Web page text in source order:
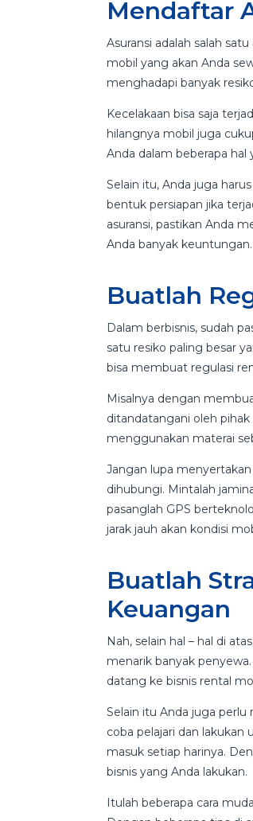
Mendaftar
Asuransi adalah salah
mobil yang akan Anda
menghadapi banyak
Kecelakaan bisa saja
hilangnya mobil juga
Anda dalam beberapa hal
Selain itu, Anda juga
bentuk persiapan jika
asuransi, pastikan Anda
Anda banyak keuntungan.
Buatlah
Dalam berbisnis, sudah
satu resiko paling besar
bisa membuat regulasi
Misalnya dengan
ditandatangani oleh
menggunakan materai
Jangan lupa
dihubungi. Mintalah
pasanglah GPS
jarak jauh akan kondisi
Buatlah
Keuangan
Nah, selain hal – hal di
menarik banyak
datang ke bisnis rental
Selain itu Anda juga
coba pelajari dan
masuk setiap harinya.
bisnis yang Anda lakukan.
Itulah beberapa cara